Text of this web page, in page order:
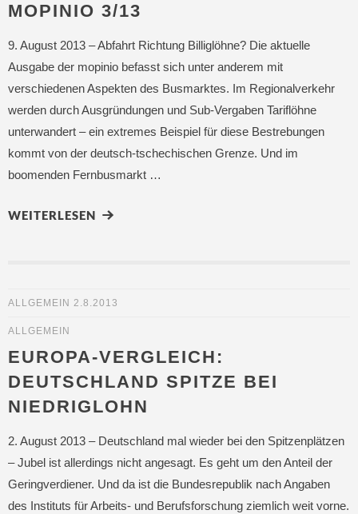
MOPINIO 3/13
9. August 2013 – Abfahrt Richtung Billiglöhne? Die aktuelle
Ausgabe der mopinio befasst sich unter anderem mit
verschiedenen Aspekten des Busmarktes. Im Regionalverkehr
werden durch Ausgründungen und Sub-Vergaben Tariflöhne
unterwandert – ein extremes Beispiel für diese Bestrebungen
kommt von der deutsch-tschechischen Grenze. Und im
boomenden Fernbusmarkt …
WEITERLESEN
ALLGEMEIN 2.8.2013
ALLGEMEIN
EUROPA-VERGLEICH:
DEUTSCHLAND SPITZE BEI
NIEDRIGLOHN
2. August 2013 – Deutschland mal wieder bei den Spitzenplätzen
– Jubel ist allerdings nicht angesagt. Es geht um den Anteil der
Geringverdiener. Und da ist die Bundesrepublik nach Angaben
des Instituts für Arbeits- und Berufsforschung ziemlich weit vorne.